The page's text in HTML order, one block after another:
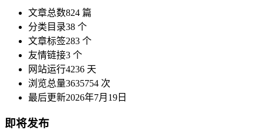
文章总数824 篇
分类目录38 个
文章标签283 个
友情链接3 个
网站运行4236 天
浏览总量3635754 次
最后更新2026年7月19日
即将发布